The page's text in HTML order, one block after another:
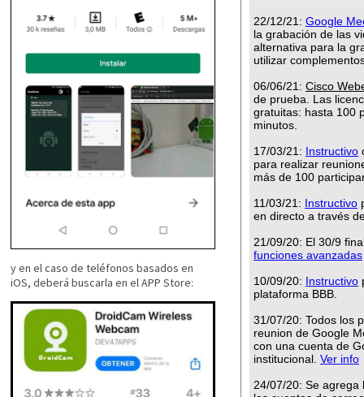
y en el caso de teléfonos basados en
iOS, deberá buscarla en el APP Store: